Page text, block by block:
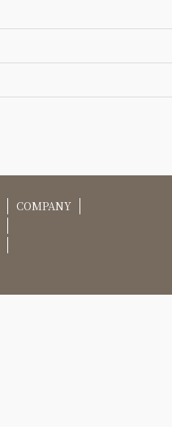
COMPANY